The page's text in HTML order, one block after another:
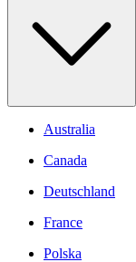
Australia
Canada
Deutschland
France
Polska